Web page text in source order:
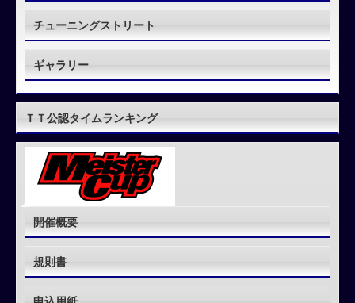
チューニングストリート
ギャラリー
ＴＴ公認タイムランキング
開催概要
規則書